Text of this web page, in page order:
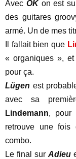
Avec OK on est
des guitares
armé. Un de mes
Il fallait bien que
« organiques », et
pour ça.
Lügen est
avec sa
Lindemann, pour
retrouve une
combo.
Le final sur Adieu